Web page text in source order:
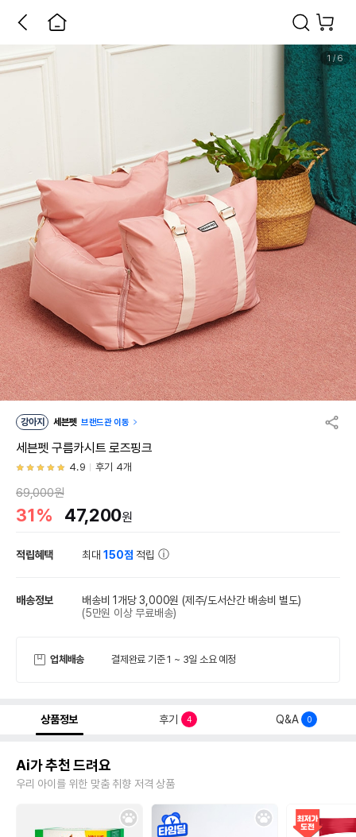
1 /6
강아지 세븐펫 브랜드관 이동
세븐펫 구름카시트 로즈핑크
4.9 후기 4개
69,000원
31% 47,200원
적립혜택 최대150점 적립
배송정보 배송비 1개당 3,000원 (제주/도서산간 배송비 별도)
(5만원 이상 무료배송)
업체배송 결제완료 기준 1 ~ 3일 소요 예정
상품정보 후기 4 Q&A 0
Ai가 추천 드려요
우리 아이를 위한 맞춤 취향 저격 상품